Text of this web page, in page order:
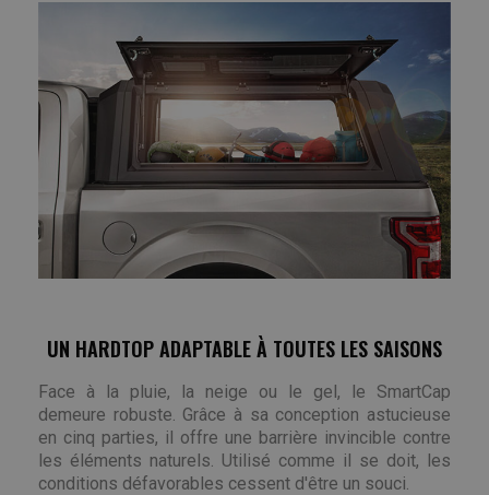
UN HARDTOP ADAPTABLE À TOUTES LES SAISONS
Face à la pluie, la neige ou le gel, le SmartCap
demeure robuste. Grâce à sa conception astucieuse
en cinq parties, il offre une barrière invincible contre
les éléments naturels. Utilisé comme il se doit, les
conditions défavorables cessent d'être un souci.